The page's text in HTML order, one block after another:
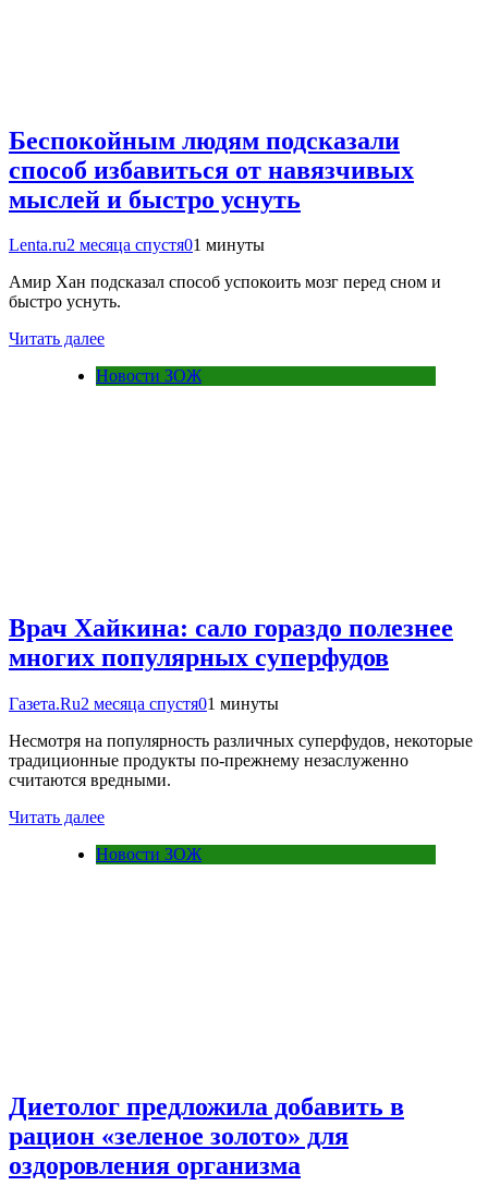
Беспокойным людям подсказали
способ избавиться от навязчивых
мыслей и быстро уснуть
Lenta.ru2 месяца спустя01 минуты
Амир Хан подсказал способ успокоить мозг перед сном и
быстро уснуть.
Читать далее
Новости ЗОЖ
Врач Хайкина: сало гораздо полезнее
многих популярных суперфудов
Газета.Ru2 месяца спустя01 минуты
Несмотря на популярность различных суперфудов, некоторые
традиционные продукты по-прежнему незаслуженно
считаются вредными.
Читать далее
Новости ЗОЖ
Диетолог предложила добавить в
рацион «зеленое золото» для
оздоровления организма